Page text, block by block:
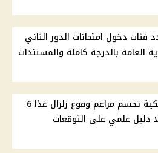
فئات دخول امتحانات الدور الثاني
العامة بالدرجة كاملة والمستندات
البحوث الفلكية تحسم مزاعم وقوع زلزال غدًا 6
علمي على التوقعات